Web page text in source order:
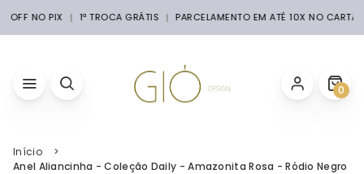
OFF NO PIX 1ª TROCA GRÁTIS PARCELAMENTO EM ATÉ 10X NO CARTÃO
0
Início
Anel Aliancinha - Coleção Daily - Amazonita Rosa - Ródio Negro